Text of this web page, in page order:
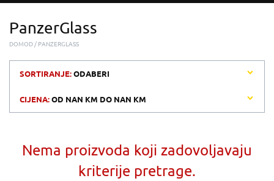
PanzerGlass
DOMOD PANZERGLASS
SORTIRANJE:ODABERI
CIJENA:OD NAN KM DO NAN KM
Nema proizvoda koji zadovoljavaju
kriterije pretrage.